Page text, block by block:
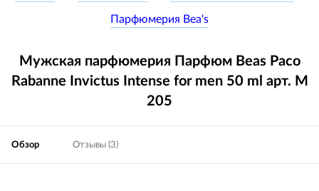
Парфюмерия Bea's
Мужская парфюмерия Парфюм Beas Paco
Rabanne Invictus Intense for men 50 ml арт. M
205
Обзор Отзывы (3)